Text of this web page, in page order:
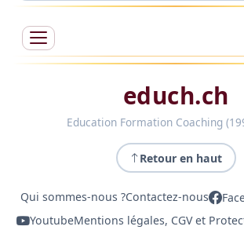
educh.ch
Education Formation Coaching
Retour en haut
Qui sommes-nous ?Contactez-nous
YoutubeMentions légales, CGV et